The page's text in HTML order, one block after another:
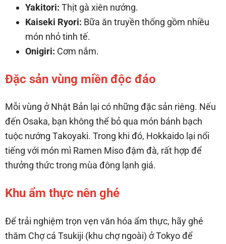
Yakitori: Thịt gà xiên nướng.
Kaiseki Ryori: Bữa ăn truyền thống gồm nhiều
món nhỏ tinh tế.
Onigiri: Cơm nắm.
Đặc sản vùng miền độc đáo
Mỗi vùng ở Nhật Bản lại có những đặc sản riêng. Nếu
đến Osaka, bạn không thể bỏ qua món bánh bạch
tuộc nướng Takoyaki. Trong khi đó, Hokkaido lại nổi
tiếng với món mì Ramen Miso đậm đà, rất hợp để
thưởng thức trong mùa đông lạnh giá.
Khu ẩm thực nên ghé
Để trải nghiệm trọn vẹn văn hóa ẩm thực, hãy ghé
thăm Chợ cá Tsukiji (khu chợ ngoài) ở Tokyo để